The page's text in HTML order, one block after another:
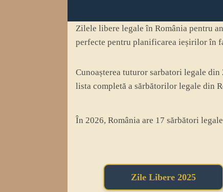
Zilele libere legale în România pentru
perfecte pentru planificarea ieșirilor în
Cunoașterea tuturor sarbatori legale
lista completă a sărbătorilor legale din
În 2026, România are 17 sărbători
Zile Libere 2025